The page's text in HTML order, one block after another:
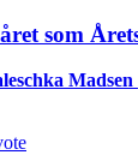
som
Madsen